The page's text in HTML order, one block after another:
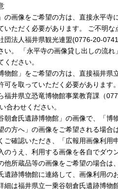
の画像をご希望の方は、直接永平寺
いただく必要があります。 ご不明な
団法人福井県観光連盟(0776-20-
い。 「永平寺の画像貸し出しの流れ
ください。
物館」をご希望の方は、直接福井県
可を取っていただく必要があります
福井県立恐竜博物館事業教育課（
合わせください。
朝倉氏遺跡博物館」の画像で、「博
の方へ」の画像をご希望される場合
ご確認いただき、「広報用画像利用
のうえ、利用する画像を各自でダウ
他所蔵品等の画像をご希望の場合は
遺跡博物館に連絡して、画像利用の
細は福井県立一乗谷朝倉氏遺跡博物